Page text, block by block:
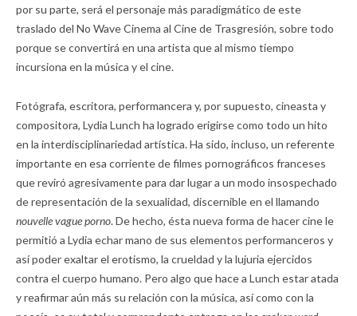
por su parte, será el personaje más paradigmático de este
traslado del No Wave Cinema al Cine de Trasgresión, sobre todo
porque se convertirá en una artista que al mismo tiempo
incursiona en la música y el cine.
Fotógrafa, escritora, performancera y, por supuesto, cineasta y
compositora, Lydia Lunch ha logrado erigirse como todo un hito
en la interdisciplinariedad artística. Ha sido, incluso, un referente
importante en esa corriente de filmes pornográficos franceses
que reviró agresivamente para dar lugar a un modo insospechado
de representación de la sexualidad, discernible en el llamando
nouvelle vague porno. De hecho, ésta nueva forma de hacer cine le
permitió a Lydia echar mano de sus elementos performanceros y
así poder exaltar el erotismo, la crueldad y la lujuria ejercidos
contra el cuerpo humano. Pero algo que hace a Lunch estar atada
y reafirmar aún más su relación con la música, así como con la